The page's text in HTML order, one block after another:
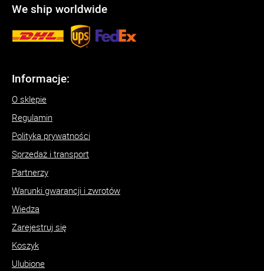
We ship worldwide
Informacje:
O sklepie
Regulamin
Polityka prywatności
Sprzedaż i transport
Partnerzy
Warunki gwarancji i zwrotów
Wiedza
Zarejestruj się
Koszyk
Ulubione